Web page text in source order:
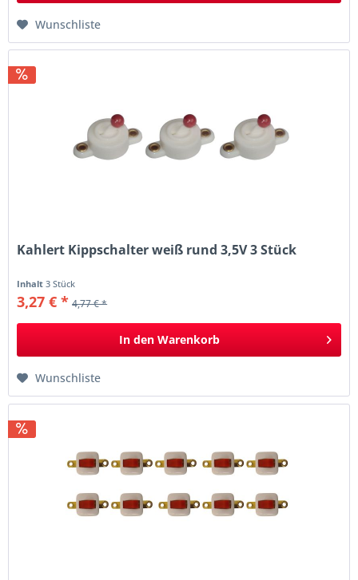
Wunschliste
Kahlert Kippschalter weiß rund 3,5V 3 Stück
Inhalt3 Stück
3,27 € * 4,77 € *
In den Warenkorb
Wunschliste